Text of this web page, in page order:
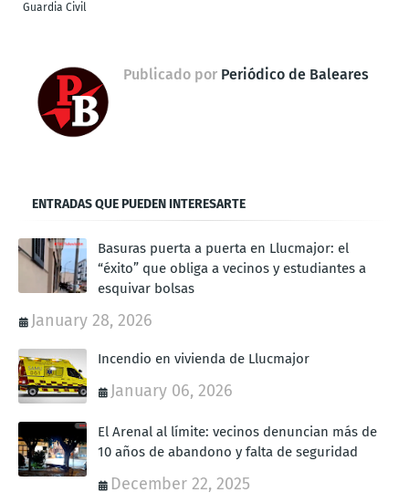
Guardia Civil
Publicado por Periódico de Baleares
ENTRADAS QUE PUEDEN INTERESARTE
Basuras puerta a puerta en Llucmajor: el
“éxito” que obliga a vecinos y estudiantes a
esquivar bolsas
January 28, 2026
Incendio en vivienda de Llucmajor
January 06, 2026
El Arenal al límite: vecinos denuncian más de
10 años de abandono y falta de seguridad
December 22, 2025